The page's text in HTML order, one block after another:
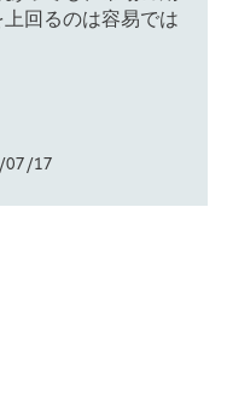
回るのは容易では
07/17